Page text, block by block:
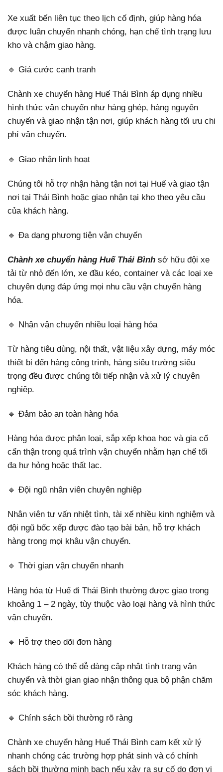
Xe xuất bến liên tục theo lịch cố định, giúp hàng hóa
được luân chuyển nhanh chóng, hạn chế tình trạng lưu
kho và chậm giao hàng.
🔹 Giá cước cạnh tranh
Chành xe chuyển hàng Huế Thái Bình áp dụng nhiều
hình thức vận chuyển như hàng ghép, hàng nguyên
chuyến và giao nhận tận nơi, giúp khách hàng tối ưu chi
phí vận chuyển.
🔹 Giao nhận linh hoạt
Chúng tôi hỗ trợ nhận hàng tận nơi tại Huế và giao tận
nơi tại Thái Bình hoặc giao nhận tại kho theo yêu cầu
của khách hàng.
🔹 Đa dạng phương tiện vận chuyển
Chành xe chuyển hàng Huế Thái Bình sở hữu đội xe
tải từ nhỏ đến lớn, xe đầu kéo, container và các loại xe
chuyên dụng đáp ứng mọi nhu cầu vận chuyển hàng
hóa.
🔹 Nhận vận chuyển nhiều loại hàng hóa
Từ hàng tiêu dùng, nội thất, vật liệu xây dựng, máy móc
thiết bị đến hàng công trình, hàng siêu trường siêu
trọng đều được chúng tôi tiếp nhận và xử lý chuyên
nghiệp.
🔹 Đảm bảo an toàn hàng hóa
Hàng hóa được phân loại, sắp xếp khoa học và gia cố
cẩn thận trong quá trình vận chuyển nhằm hạn chế tối
đa hư hỏng hoặc thất lạc.
🔹 Đội ngũ nhân viên chuyên nghiệp
Nhân viên tư vấn nhiệt tình, tài xế nhiều kinh nghiệm và
đội ngũ bốc xếp được đào tạo bài bản, hỗ trợ khách
hàng trong mọi khâu vận chuyển.
🔹 Thời gian vận chuyển nhanh
Hàng hóa từ Huế đi Thái Bình thường được giao trong
khoảng 1 – 2 ngày, tùy thuộc vào loại hàng và hình thức
vận chuyển.
🔹 Hỗ trợ theo dõi đơn hàng
Khách hàng có thể dễ dàng cập nhật tình trạng vận
chuyển và thời gian giao nhận thông qua bộ phận chăm
sóc khách hàng.
🔹 Chính sách bồi thường rõ ràng
Chành xe chuyển hàng Huế Thái Bình cam kết xử lý
nhanh chóng các trường hợp phát sinh và có chính
sách bồi thường minh bạch nếu xảy ra sự cố do đơn vị